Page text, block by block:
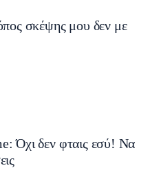
σκέψης μου δεν με
Όχι δεν φταις εσύ! Να